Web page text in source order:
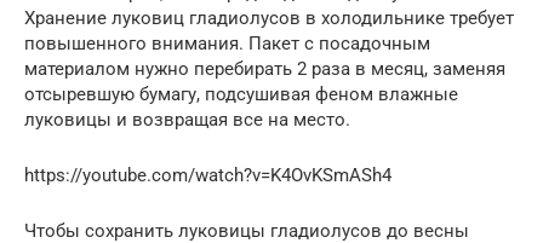
Хранение луковиц гладиолусов в холодильнике требует
повышенного внимания. Пакет с посадочным
материалом нужно перебирать 2 раза в месяц, заменяя
отсыревшую бумагу, подсушивая феном влажные
луковицы и возвращая все на место.
https://youtube.com/watch?v=K4OvKSmASh4
Чтобы сохранить луковицы гладиолусов до весны